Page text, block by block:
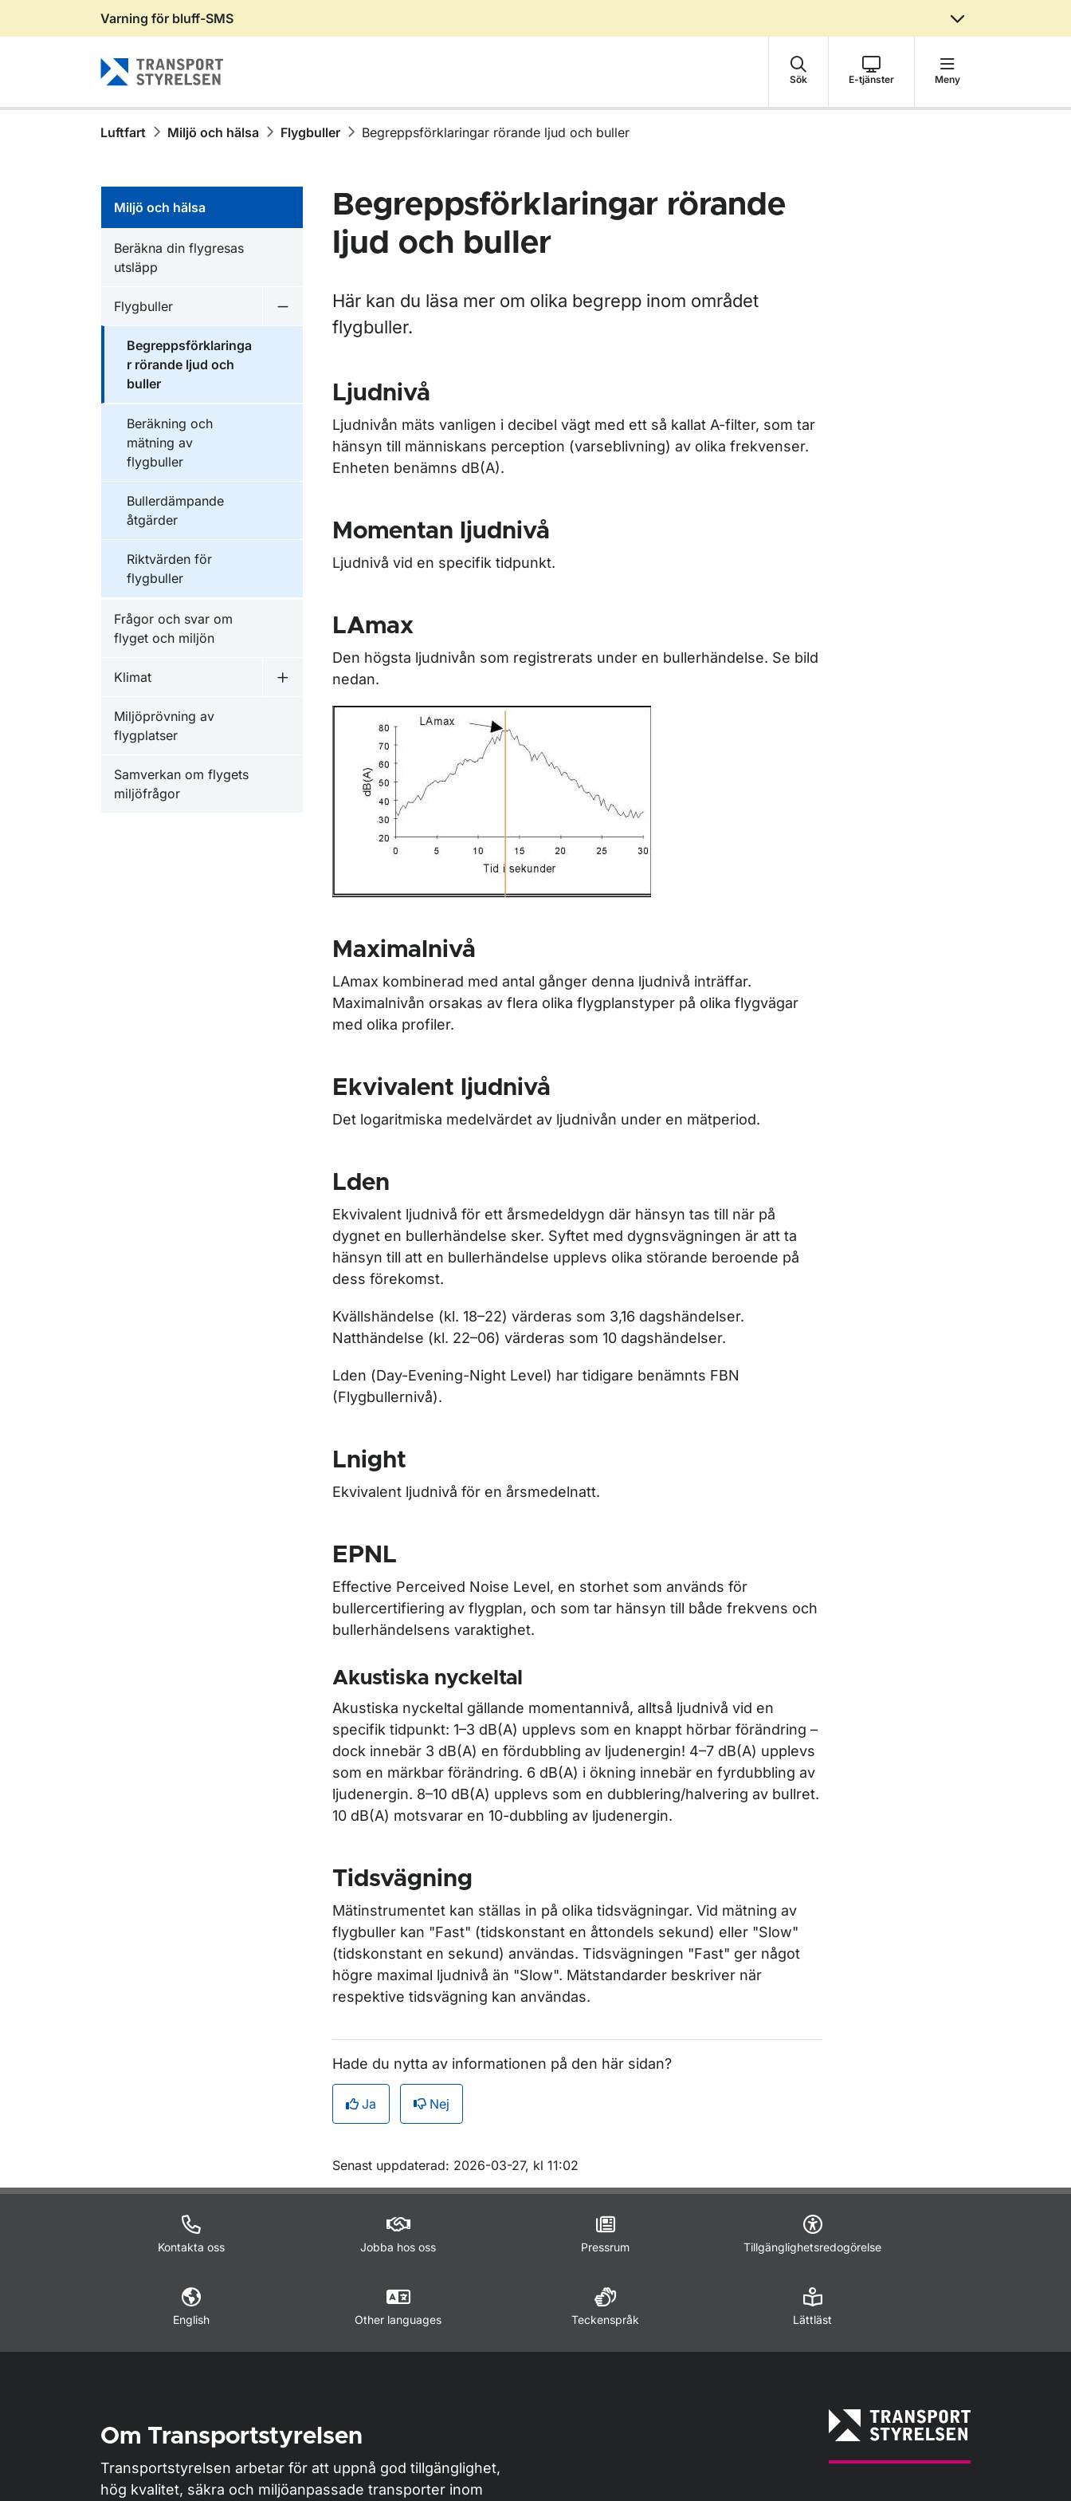
Gå till sidans innehåll
Varning för bluff-SMS
Sök E-tjänster Meny
Luftfart Miljö och hälsa Flygbuller Begreppsförklaringar rörande ljud och buller
Miljö och hälsa
Beräkna din flygresas
utsläpp
Flygbuller
Begreppsförklaringa
r rörande ljud och
buller
Beräkning och
mätning av
flygbuller
Bullerdämpande
åtgärder
Riktvärden för
flygbuller
Frågor och svar om
flyget och miljön
Klimat
Undermeny för Klimat
Miljöprövning av
flygplatser
Samverkan om flygets
miljöfrågor
Begreppsförklaringar rörande
ljud och buller
Här kan du läsa mer om olika begrepp inom området
flygbuller.
Ljudnivå
Ljudnivån mäts vanligen i decibel vägt med ett så kallat A-filter, som tar
hänsyn till människans perception (varseblivning) av olika frekvenser.
Enheten benämns dB(A).
Momentan ljudnivå
Ljudnivå vid en specifik tidpunkt.
LAmax
Den högsta ljudnivån som registrerats under en bullerhändelse. Se bild
nedan.
Maximalnivå
LAmax kombinerad med antal gånger denna ljudnivå inträffar.
Maximalnivån orsakas av flera olika flygplanstyper på olika flygvägar
med olika profiler.
Ekvivalent ljudnivå
Det logaritmiska medelvärdet av ljudnivån under en mätperiod.
Lden
Ekvivalent ljudnivå för ett årsmedeldygn där hänsyn tas till när på
dygnet en bullerhändelse sker. Syftet med dygnsvägningen är att ta
hänsyn till att en bullerhändelse upplevs olika störande beroende på
dess förekomst.
Kvällshändelse (kl. 18–22) värderas som 3,16 dagshändelser.
Natthändelse (kl. 22–06) värderas som 10 dagshändelser.
Lden (Day-Evening-Night Level) har tidigare benämnts FBN
(Flygbullernivå).
Lnight
Ekvivalent ljudnivå för en årsmedelnatt.
EPNL
Effective Perceived Noise Level, en storhet som används för
bullercertifiering av flygplan, och som tar hänsyn till både frekvens och
bullerhändelsens varaktighet.
Akustiska nyckeltal
Akustiska nyckeltal gällande momentannivå, alltså ljudnivå vid en
specifik tidpunkt: 1–3 dB(A) upplevs som en knappt hörbar förändring –
dock innebär 3 dB(A) en fördubbling av ljudenergin! 4–7 dB(A) upplevs
som en märkbar förändring. 6 dB(A) i ökning innebär en fyrdubbling av
ljudenergin. 8–10 dB(A) upplevs som en dubblering/halvering av bullret.
10 dB(A) motsvarar en 10-dubbling av ljudenergin.
Tidsvägning
Mätinstrumentet kan ställas in på olika tidsvägningar. Vid mätning av
flygbuller kan "Fast" (tidskonstant en åttondels sekund) eller "Slow"
(tidskonstant en sekund) användas. Tidsvägningen "Fast" ger något
högre maximal ljudnivå än "Slow". Mätstandarder beskriver när
respektive tidsvägning kan användas.
Hade du nytta av informationen på den här sidan?
Ja Nej
Om sidan
Senast uppdaterad: 2026-03-27, kl 11:02
Kontakta oss Jobba hos oss Pressrum Tillgänglighetsredogörelse
English Other languages Teckenspråk Lättläst
Om Transportstyrelsen
Transportstyrelsen arbetar för att uppnå god tillgänglighet,
hög kvalitet, säkra och miljöanpassade transporter inom